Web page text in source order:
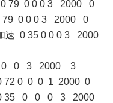
0 79 0 0 0 3 2000 0
79 0 0 0 3 2000 0
速 0 35 0 0 0 3 2000
0 0 0 3 2000 3
72 0 0 0 1 2000 0
0 35 0 0 0 3 2000